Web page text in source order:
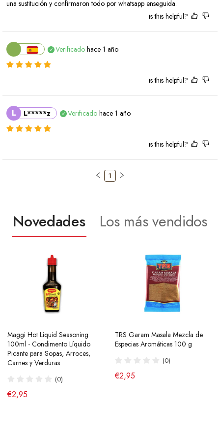
una sustitución y confirmaron todo por whatsapp enseguida.
is this helpful?
Verificado hace 1 año
is this helpful?
L L*****z Verificado hace 1 año
is this helpful?
1
Novedades Los más vendidos
Maggi Hot Liquid Seasoning
100ml - Condimento Líquido
Picante para Sopas, Arroces,
Carnes y Verduras
(0)
€2,95
TRS Garam Masala Mezcla de
Especias Aromáticas 100 g
(0)
€2,95
Ramen Buldak Carbonara
Coreano (Halal) 130g SamYang
(40)
Salsa de Chili Crujiente 210g
Laoganma
(43)
€4,95